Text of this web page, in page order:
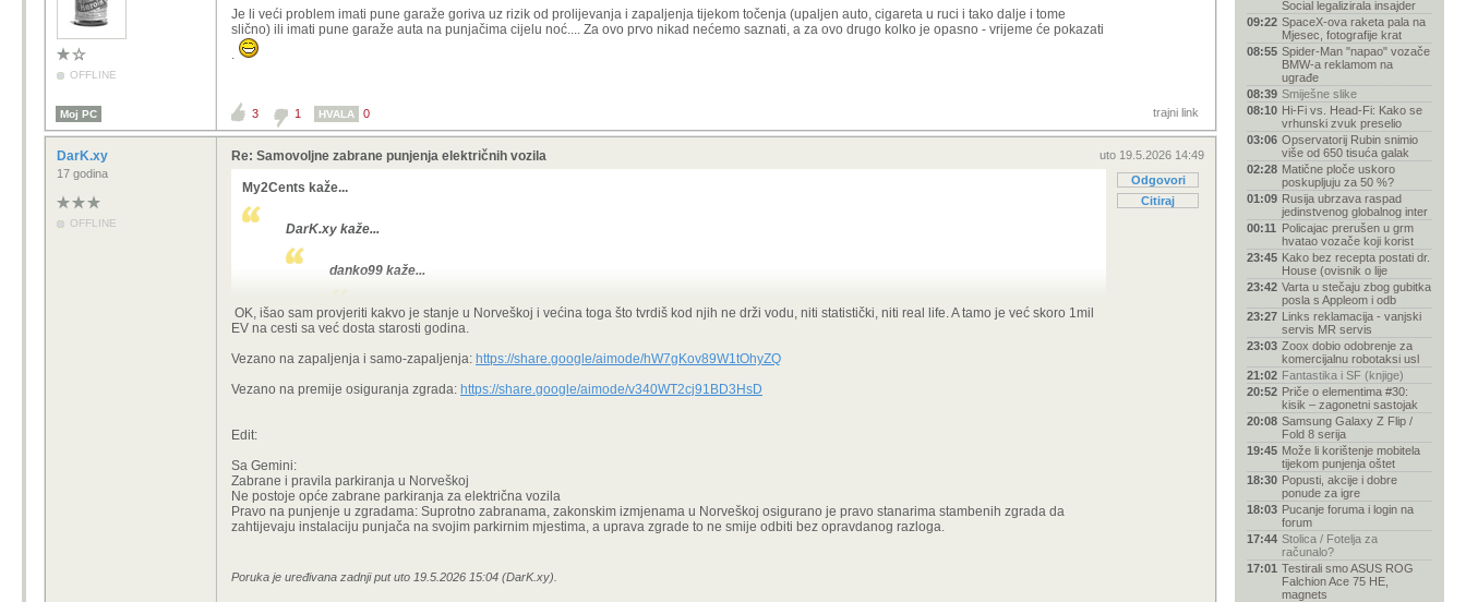
OFFLINE
Je li veći problem imati pune garaže goriva uz rizik od prolijevanja i zapaljenja tijekom točenja (upaljen auto, cigareta u ruci i tako dalje i tome
slično) ili imati pune garaže auta na punjačima cijelu noć.... Za ovo prvo nikad nećemo saznati, a za ovo drugo kolko je opasno - vrijeme će pokazati
.
Moj PC trajni link
3 1 HVALA 0
DarK.xy
17 godina
OFFLINE
uto 19.5.2026 14:49
Odgovori
Citiraj
Re: Samovoljne zabrane punjenja električnih vozila
My2Cents kaže...
DarK.xy kaže...
danko99 kaže...
Požar baterije vrlo brzo proširi otrovan dim koji bi teoretski se mogao proširit po cjeloj zgradi i napravit katastrofu.
Zabrana 100%, bez dilema.
OK, išao sam provjeriti kakvo je stanje u Norveškoj i većina toga što tvrdiš kod njih ne drži vodu, niti statistički, niti real life. A tamo je već skoro 1mil
EV na cesti sa već dosta starosti godina.
Vezano na zapaljenja i samo-zapaljenja: https://share.google/aimode/hW7gKov89W1tOhyZQ
Vezano na premije osiguranja zgrada: https://share.google/aimode/v340WT2cj91BD3HsD
Edit:
Sa Gemini:
Zabrane i pravila parkiranja u Norveškoj
Ne postoje opće zabrane parkiranja za električna vozila
Pravo na punjenje u zgradama: Suprotno zabranama, zakonskim izmjenama u Norveškoj osigurano je pravo stanarima stambenih zgrada da
zahtijevaju instalaciju punjača na svojim parkirnim mjestima, a uprava zgrade to ne smije odbiti bez opravdanog razloga.
Poruka je uređivana zadnji put uto 19.5.2026 15:04 (DarK.xy).
Social legalizirala insajder
09:22 SpaceX-ova raketa pala na
Mjesec, fotografije krat
08:55 Spider-Man "napao" vozače
BMW-a reklamom na
ugrađe
08:39 Smiješne slike
08:10 Hi-Fi vs. Head-Fi: Kako se
vrhunski zvuk preselio
03:06 Opservatorij Rubin snimio
više od 650 tisuća galak
02:28 Matične ploče uskoro
poskupljuju za 50 %?
01:09 Rusija ubrzava raspad
jedinstvenog globalnog inter
00:11 Policajac prerušen u grm
hvatao vozače koji korist
23:45 Kako bez recepta postati dr.
House (ovisnik o lije
23:42 Varta u stečaju zbog gubitka
posla s Appleom i odb
23:27 Links reklamacija - vanjski
servis MR servis
23:03 Zoox dobio odobrenje za
komercijalnu robotaksi usl
21:02 Fantastika i SF (knjige)
20:52 Priče o elementima #30:
kisik – zagonetni sastojak
20:08 Samsung Galaxy Z Flip /
Fold 8 serija
19:45 Može li korištenje mobitela
tijekom punjenja oštet
18:30 Popusti, akcije i dobre
ponude za igre
18:03 Pucanje foruma i login na
forum
17:44 Stolica / Fotelja za
računalo?
17:01 Testirali smo ASUS ROG
Falchion Ace 75 HE,
magnets